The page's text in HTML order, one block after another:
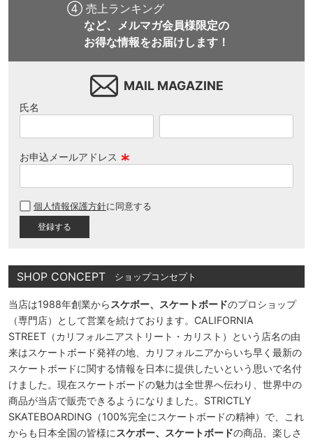
④ 売上ランキング
など、メルマガ会員様限定の
お得な情報をお届けします！
MAIL MAGAZINE
氏名
お申込メールアドレス
須
個人情報保護方針に同意する
SHOP CONCEPT ショップコンセプト
当店は1988年創業から スケボー、スケートボードのプロショップ
（専門店）として営業を続けております。CALIFORNIA
STREET（カリフォルニアストリート・カリスト）という店名の由
来はスケートボード発祥の地、カリフォルニアからいち早く最新の
スケートボードに関する情報を日本に提供したいという思いで名付
けました。現在スケートボードの魅力は全世界へ伝わり、世界中の
商品が当店で販売できるようになりました。STRICTLY
SKATEBOARDING（100%完全にスケートボードの精神）で、これ
からも日本全国の皆様に スケボー、スケートボードの商品、楽しさ